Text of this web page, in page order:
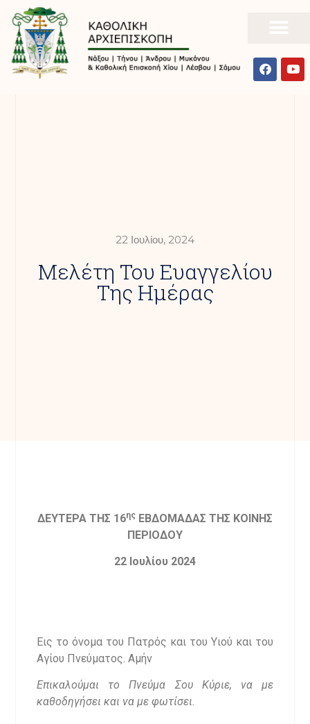
22 Ιουλίου, 2024
Mελέτη Του Ευαγγελίου
Της Ημέρας
ΔΕΥΤΕΡΑ ΤΗΣ 16ης ΕΒΔΟΜΑΔΑΣ ΤΗΣ ΚΟΙΝΗΣ
ΠΕΡΙΟΔΟΥ
22 Ιουλίου 2024
Εις το όνομα του Πατρός και του Υιού και του
Αγίου Πνεύματος. Αμήν
Επικαλούμαι το Πνεύμα Σου Κύριε, να με
καθοδηγήσει και να με φωτίσει.